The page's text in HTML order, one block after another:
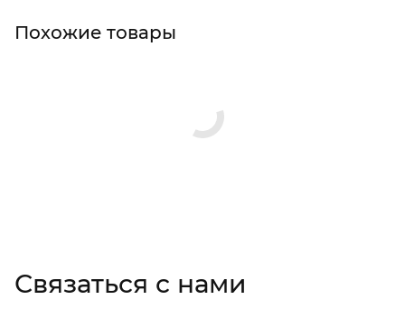
Похожие товары
Связаться с нами